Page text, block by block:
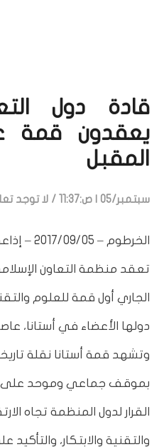
قادة دول
يعقدون قمة
المقبل
سبتمبر/05 | ص:11:37 / لا توجد
الخرطوم – 2017/09/05 – إذاعة بلادي
الجاري أول قمة للعلوم
دولها الأعضاء في أستانا،
وتشهد قمة أستانا نقلة
بموقف جماعي وموحد على
القرار لدول المنظمة تجاه
والتقنية والابتكار،